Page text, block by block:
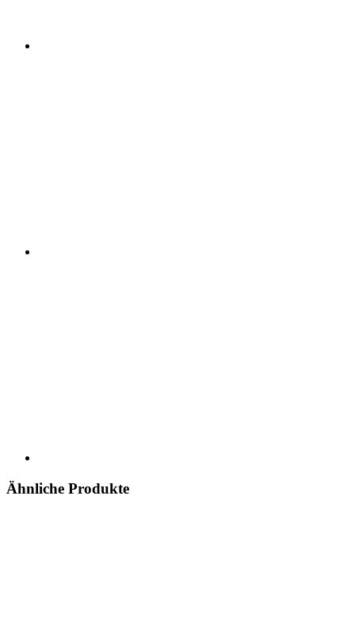
Ähnliche Produkte